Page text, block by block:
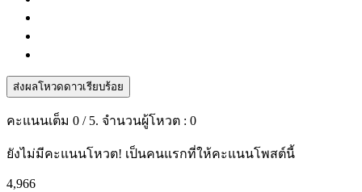
ส่งผลโหวดดาวเรียบร้อย
คะแนนเต็ม 0 / 5. จำนวนผู้โหวต : 0
ยังไม่มีคะแนนโหวต! เป็นคนแรกที่ให้คะแนนโพสต์นี้
4,966